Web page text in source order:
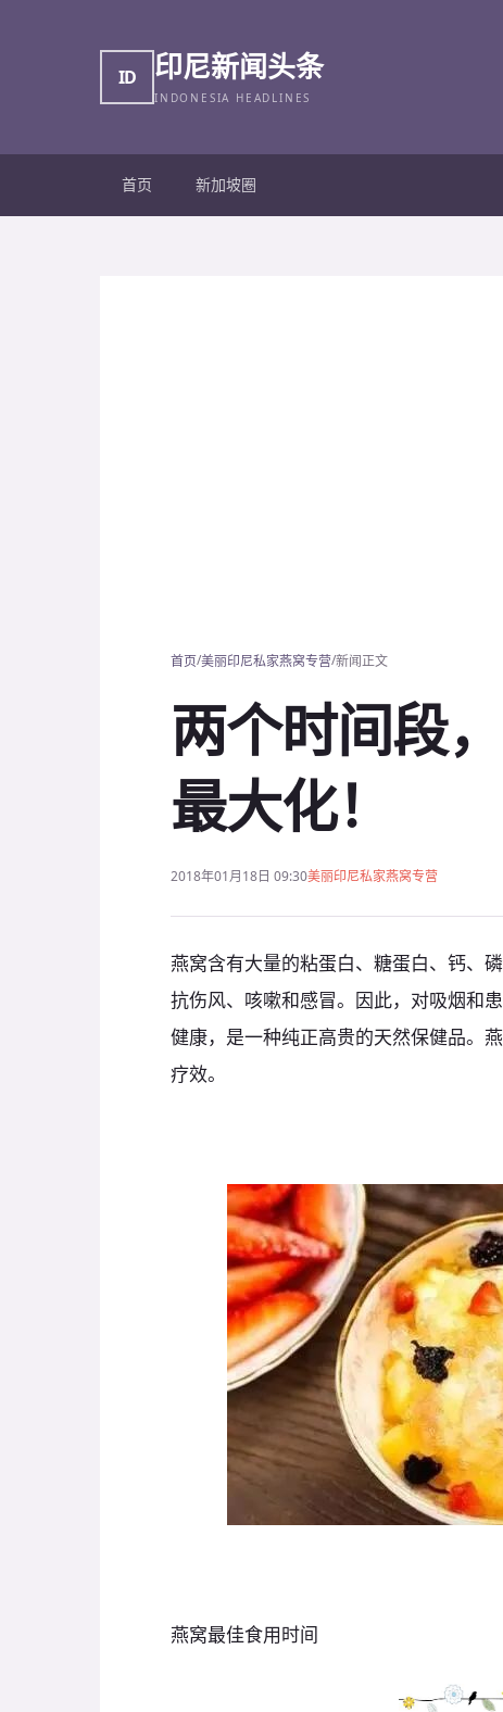
ID 印尼新闻头条
INDONESIA HEADLINES
首页 新加坡圈
首页/美丽印尼私家燕窝专营/新闻正文
两个时间段
最大化！
2018年01月18日 09:30美丽印尼私家燕窝专营
燕窝含有大量的粘蛋白、糖蛋白、钙、
抗伤风、咳嗽和感冒。因此，对吸烟和
健康，是一种纯正高贵的天然保健品。
疗效。
燕窝最佳食用时间